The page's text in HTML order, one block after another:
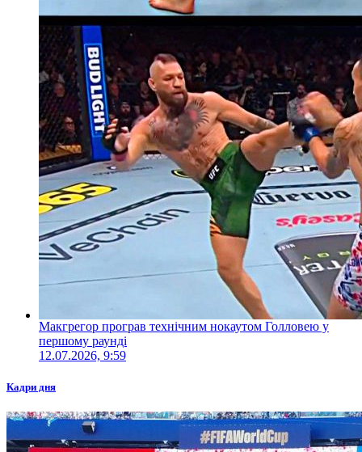
Макгрегор програв технічним нокаутом Голловею у
першому раунді
12.07.2026, 9:59
Кадри дня